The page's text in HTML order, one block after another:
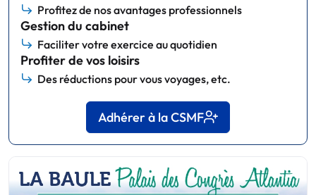
Profitez de nos avantages professionnels
Gestion du cabinet
Faciliter votre exercice au quotidien
Profiter de vos loisirs
Des réductions pour vous voyages, etc.
Adhérer à la CSMF